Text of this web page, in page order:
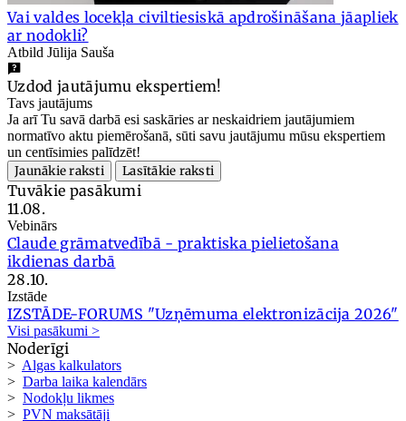
Vai valdes locekļa civiltiesiskā apdrošināšana jāapliek
ar nodokli?
Atbild Jūlija Sauša
Uzdod jautājumu ekspertiem!
Tavs jautājums
Ja arī Tu savā darbā esi saskāries ar neskaidriem jautājumiem
normatīvo aktu piemērošanā, sūti savu jautājumu mūsu ekspertiem
un centīsimies palīdzēt!
Jaunākie raksti
Lasītākie raksti
Tuvākie pasākumi
11.08.
Vebinārs
Claude grāmatvedībā - praktiska pielietošana
ikdienas darbā
28.10.
Izstāde
IZSTĀDE-FORUMS "Uzņēmuma elektronizācija 2026"
Visi pasākumi >
Noderīgi
> Algas kalkulators
> Darba laika kalendārs
> Nodokļu likmes
> PVN maksātāji